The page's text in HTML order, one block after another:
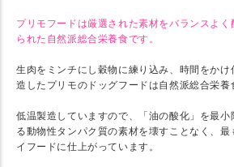
プリモフードは厳選された素材をバランスよ
られた自然派総合栄養食です。
生肉をミンチにし穀物に練り込み、時間をか
造したプリモのドッグフードは自然派総合栄養
低温製造していますので、「油の酸化」を最
る動物性タンパク質の素材を壊すことなく、最
イフードに仕上がっています。